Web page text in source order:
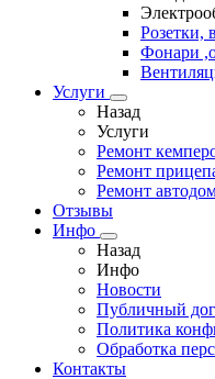
Розетки,
Фонари
Услуги
Назад
Услуги
Ремонт
Ремонт
Ремонт
Отзывы
Инфо
Назад
Инфо
Новости
Публичный
Политика
Обработка
Контакты